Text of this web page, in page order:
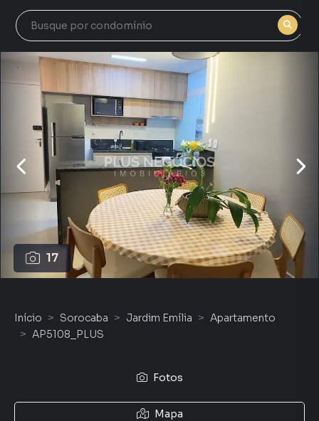
17
Início Sorocaba Jardim Emília
Apartamento
AP5108_PLUS
Fotos
Mapa